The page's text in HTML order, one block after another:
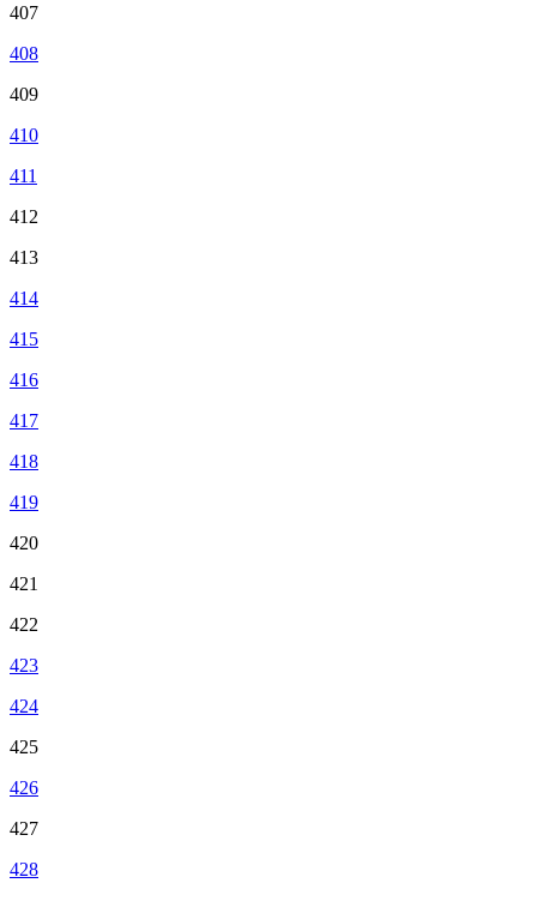
407
408
409
410
411
412
413
414
415
416
417
418
419
420
421
422
423
424
425
426
427
428